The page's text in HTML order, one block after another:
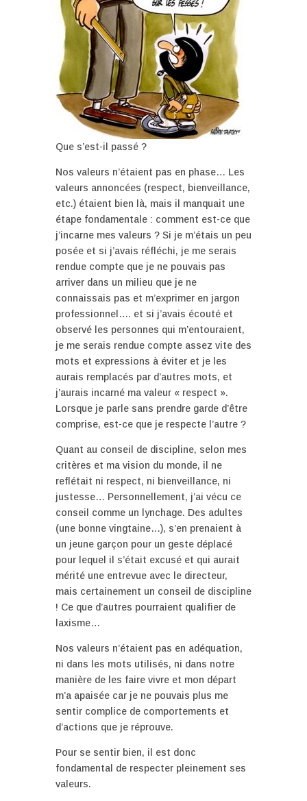
Que s’est-il passé ?
Nos valeurs n’étaient pas en phase… Les
valeurs annoncées (respect, bienveillance,
etc.) étaient bien là, mais il manquait une
étape fondamentale : comment est-ce que
j’incarne mes valeurs ? Si je m’étais un peu
posée et si j’avais réfléchi, je me serais
rendue compte que je ne pouvais pas
arriver dans un milieu que je ne
connaissais pas et m’exprimer en jargon
professionnel…. et si j’avais écouté et
observé les personnes qui m’entouraient,
je me serais rendue compte assez vite des
mots et expressions à éviter et je les
aurais remplacés par d’autres mots, et
j’aurais incarné ma valeur « respect ».
Lorsque je parle sans prendre garde d’être
comprise, est-ce que je respecte l’autre ?
Quant au conseil de discipline, selon mes
critères et ma vision du monde, il ne
reflétait ni respect, ni bienveillance, ni
justesse… Personnellement, j’ai vécu ce
conseil comme un lynchage. Des adultes
(une bonne vingtaine…), s’en prenaient à
un jeune garçon pour un geste déplacé
pour lequel il s’était excusé et qui aurait
mérité une entrevue avec le directeur,
mais certainement un conseil de discipline
! Ce que d’autres pourraient qualifier de
laxisme…
Nos valeurs n’étaient pas en adéquation,
ni dans les mots utilisés, ni dans notre
manière de les faire vivre et mon départ
m’a apaisée car je ne pouvais plus me
sentir complice de comportements et
d’actions que je réprouve.
Pour se sentir bien, il est donc
fondamental de respecter pleinement ses
valeurs.